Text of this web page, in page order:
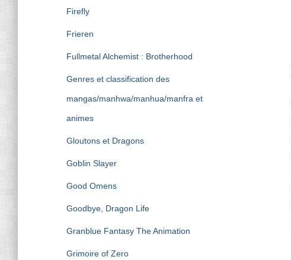
Firefly
Frieren
Fullmetal Alchemist : Brotherhood
Genres et classification des
mangas/manhwa/manhua/manfra et
animes
Gloutons et Dragons
Goblin Slayer
Good Omens
Goodbye, Dragon Life
Granblue Fantasy The Animation
Grimoire of Zero